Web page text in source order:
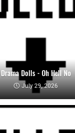
Drama Dolls - Oh Hell No
July 29, 2026